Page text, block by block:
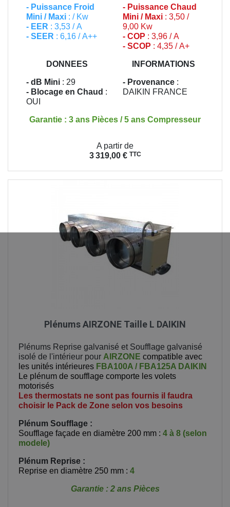
- Puissance Froid
Mini / Maxi : / Kw
- EER : 3,53 / A
- SEER : 6,16 / A++
- Puissance Chaud
Mini / Maxi : 3,50 /
9,00 Kw
- COP : 3,96 / A
- SCOP : 4,35 / A+
DONNEES
- dB Mini : 29
- Blocage en Chaud :
OUI
INFORMATIONS
- Provenance :
DAIKIN FRANCE
Garantie : 3 ans Pièces / 5 ans Compresseur
A partir de
3 319,00 € TTC
Plénums AIRZONE Taille L DAIKIN
Plénums Reprise galvanisé et Soufflage galvanisé
isolé de l'intérieur pour AIRZONE compatible avec
les unités intérieures FBA100A / FBA125A DAIKIN
Le plénum de soufflage comporte les volets
motorisés
Les thermostats ne sont pas fournis il faudra
choisir le Pack de Zone selon vos besoins
Plénum Soufflage :
Soufflage façade en diamètre 200 mm : 4 à 8 (selon
modele)
Plénum Reprise :
Reprise en diamètre 250 mm : 4
Garantie : 2 ans Pièces